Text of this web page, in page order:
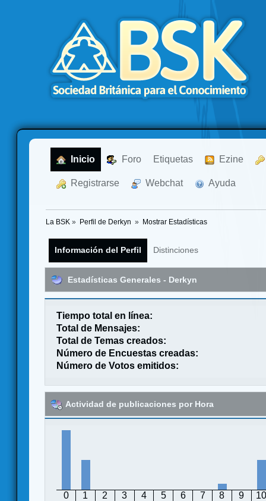
Inicio Foro Etiquetas Ezine
Registrarse Webchat Ayuda
La BSK » Perfil de Derkyn » Mostrar Estadísticas
Información del Perfil Distinciones
Estadísticas Generales - Derkyn
Tiempo total en línea:
Total de Mensajes:
Total de Temas creados:
Número de Encuestas creadas:
Número de Votos emitidos:
Actividad de publicaciones por Hora
0 1 2 3 4 5 6 7 8 9 10